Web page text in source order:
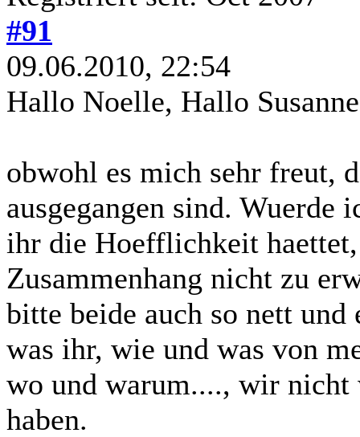
#91
09.06.2010, 22:54
Hallo Noelle, Hallo
obwohl es mich sehr freut,
ausgegangen sind. Wuerde
ihr die Hoefflichkeit
Zusammenhang nicht zu
bitte beide auch so nett
was ihr, wie und was von
wo und warum...., wir nicht
haben.